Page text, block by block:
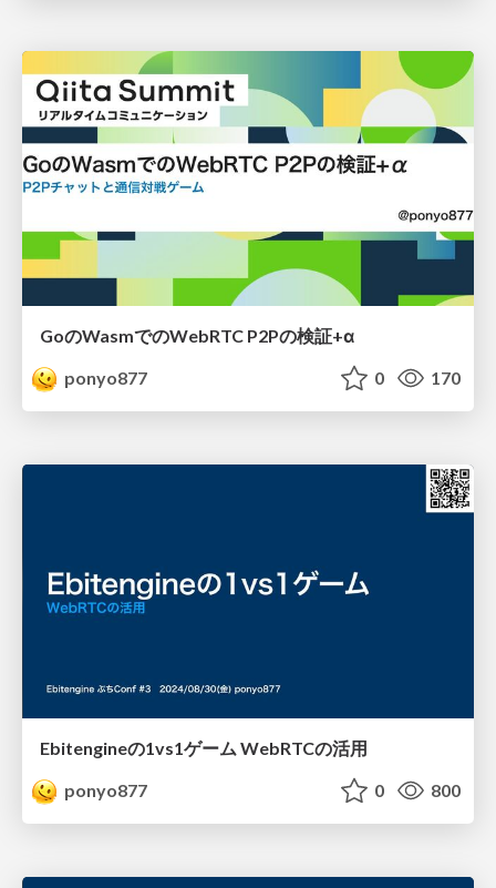
GoのWasmでのWebRTC P2Pの検証+α
ponyo877
0 170
Ebitengineの1vs1ゲーム WebRTCの活用
ponyo877
0 800